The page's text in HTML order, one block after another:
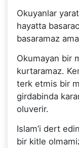
Okuyanlar
hayatta
basaramaz
Okumayan bir
kurtaramaz.
terk etmis bir
girdabinda
oluverir.
Islam’i dert
bir kitle